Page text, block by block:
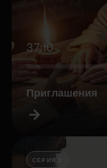
37:10
Приглашения
СЕРИЯ 8